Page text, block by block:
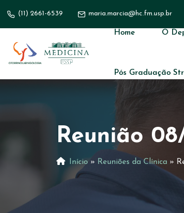
(11) 2661-6539 maria.marcia@hc.fm.usp.br
Home O
Pós Graduação
Reunião
Início » Reuniões da Clínica »